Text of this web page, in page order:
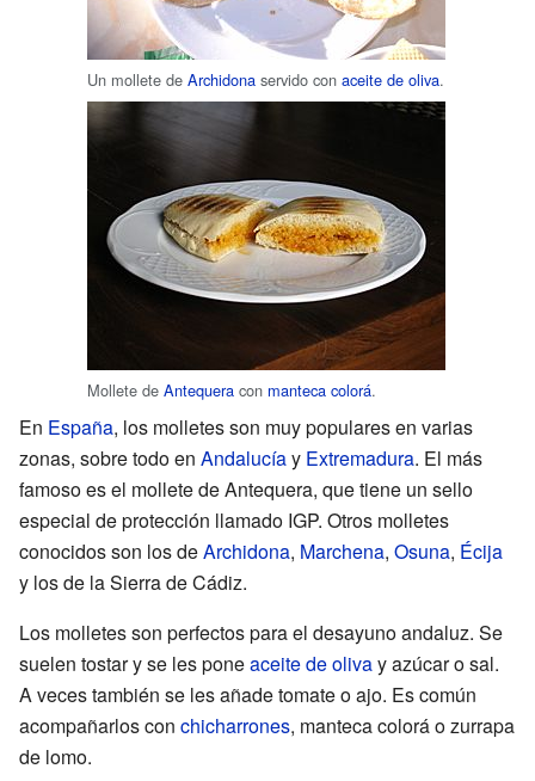
Un mollete de Archidona servido con aceite de oliva.
Mollete de Antequera con manteca colorá.
En España, los molletes son muy populares en varias
zonas, sobre todo en Andalucíay Extremadura. El más
famoso es el mollete de Antequera, que tiene un sello
especial de protección llamado IGP. Otros molletes
conocidos son los deArchidona, Marchena, Osuna, Écija
y los de la Sierra de Cádiz.
Los molletes son perfectos para el desayuno andaluz. Se
suelen tostar y se les poneaceite de olivay azúcar o sal.
A veces también se les añade tomate o ajo. Es común
acompañarlos con chicharrones, manteca colorá o zurrapa
de lomo.